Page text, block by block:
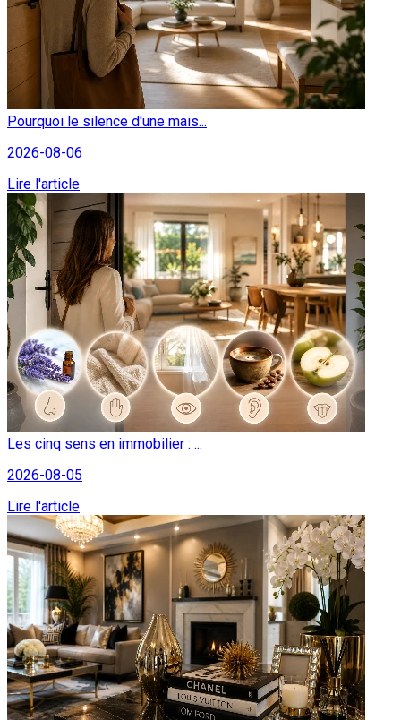
Pourquoi le silence d'une mais...
2026-08-06
Lire l'article
Les cinq sens en immobilier : ...
2026-08-05
Lire l'article